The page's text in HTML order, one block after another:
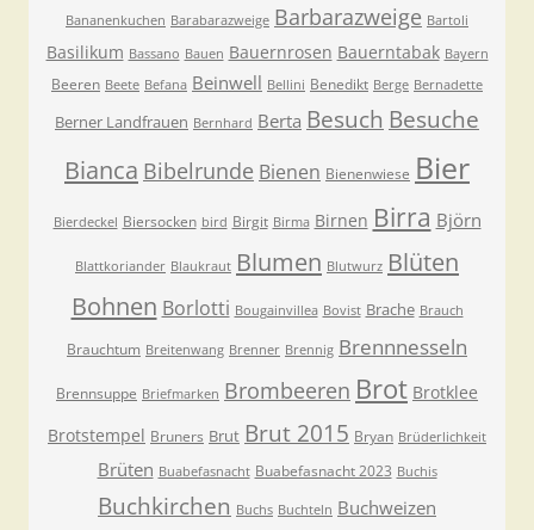
Bananenkuchen Barabarazweige Barbarazweige Bartoli
Basilikum Bassano Bauen Bauernrosen Bauerntabak Bayern
Beeren Beete Befana Beinwell Bellini Benedikt Berge Bernadette
Berner Landfrauen Bernhard Berta Besuch Besuche
Bianca Bibelrunde Bienen Bienenwiese Bier
Bierdeckel Biersocken bird Birgit Birma Birnen Birra Björn
Blattkoriander Blaukraut Blumen Blutwurz Blüten
Bohnen Borlotti Bougainvillea Bovist Brache Brauch
Brauchtum Breitenwang Brenner Brennig Brennnesseln
Brennsuppe Briefmarken Brombeeren Brot Brotklee
Brotstempel Bruners Brut Brut 2015 Bryan Brüderlichkeit
Brüten Buabefasnacht Buabefasnacht 2023 Buchis
Buchkirchen Buchs Buchteln Buchweizen